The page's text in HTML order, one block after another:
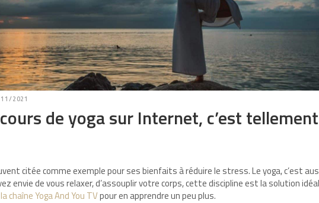
2021
de yoga sur Internet, c’est tellement
citée comme exemple pour ses bienfaits à réduire le stress. Le yoga, c’est
envie de vous relaxer, d’assouplir votre corps, cette discipline est la solution
chaîne Yoga And You TVpour en apprendre un peu plus.